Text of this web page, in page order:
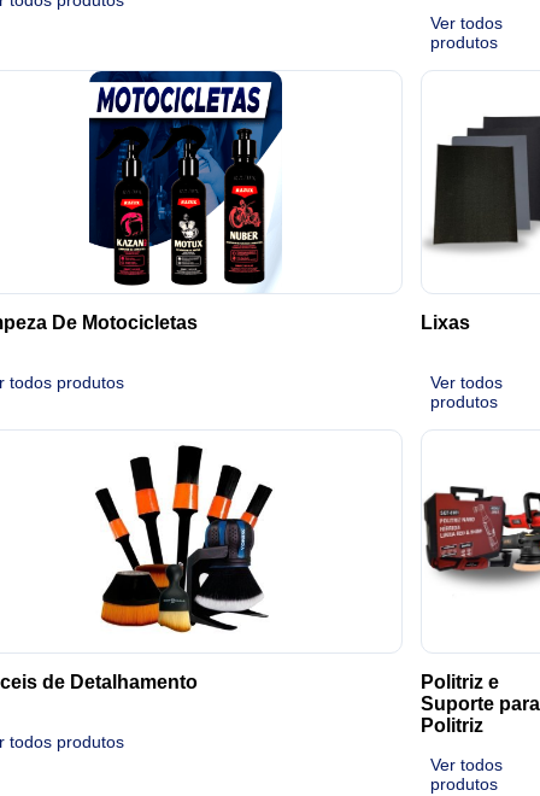
Ver todos
produtos
De Motocicletas
todos produtos
Lixas
Ver todos
produtos
de Detalhamento
todos produtos
Politriz e
Suporte para
Politriz
Ver todos
produtos